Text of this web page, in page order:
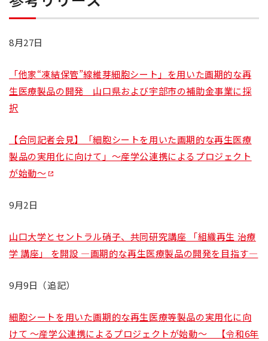
8月27日
「他家“凍結保管”線維芽細胞シート」を用いた画期的な再
生医療製品の開発 山口県および宇部市の補助金事業に採
択
【合同記者会見】「細胞シートを用いた画期的な再生医療
製品の実用化に向けて」～産学公連携によるプロジェクト
が始動～
9月2日
山口大学とセントラル硝子、共同研究講座 「組織再生 治療
学 講座」 を開設 ―画期的な再生医療製品の開発を目指す―
9月9日（追記）
細胞シートを用いた画期的な再生医療等製品の実用化に向
けて ～産学公連携によるプロジェクトが始動～ 【令和6年